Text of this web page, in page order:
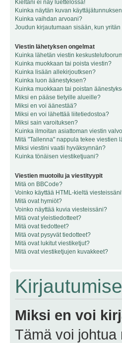
Kieltäni ei näy luettelossa!
Kuinka näytän kuvan
Kuinka vaihdan arvoani?
Joudun kirjautumaan sisään, kun
Viestin lähetyksen ongelmat
Kuinka lähetän viestin
Kuinka muokkaan tai poista viestin?
Kuinka lisään allekirjoutksen?
Kuinka luon äänestyksen?
Kuinka muokkaan tai poistan
Miksi en pääse tietyille alueille?
Miksi en voi äänestää?
Miksi en voi lähettää liitetiedostoa?
Miksi sain varoituksen?
Kuinka ilmoitan asiattoman viestin
Mitä "Tallenna" nappula tekee viestien
Miksi viestini vaatii hyväksynnän?
Kuinka tönäisen viestiketjuani?
Viestien muotoilu ja viestityypit
Mitä on BBCode?
Voinko käyttää HTML-kieltä
Mitä ovat hymiöt?
Voinko näyttää kuvia viesteissäni?
Mitä ovat yleistiedotteet?
Mitä ovat tiedotteet?
Mitä ovat pysyvät tiedotteet?
Mitä ovat lukitut viestiketjut?
Mitä ovat viestiketjujen kuvakkeet?
Miksi en voi
Tämä voi